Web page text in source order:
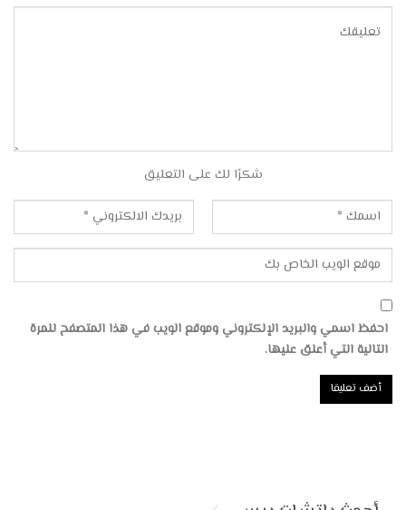
شكرًا لك على التعليق
احفظ اسمي والبريد الإلكتروني وموقع الويب في هذا المتصفح للمرة
التالية التي أعلق عليها.